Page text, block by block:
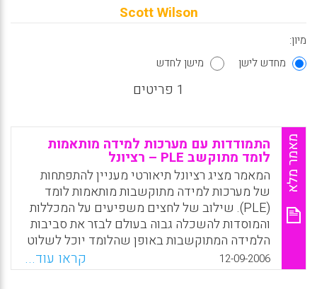
Scott Wilson
מיון:
מחדש לישן
מישן לחדש
1 פריטים
מאמר מלא התמודדות עם מערכות למידה מותאמות
לומד מתוקשב PLE – רציונל
המאמר מציג רציונל תיאורטי מעניין להתפתחות
של מערכות למידה מתוקשבות מותאמות לומד
(PLE). שילוב של לחצים משפיעים על המכללות
והמוסדות להשכלה גבוה בעולם לבזר את סביבות
הלמידה המתוקשבות באופן שהלומד יוכל לשלוט
יותר בתכנים ובמינון של המערכת המתוקשבת.
המכללות והאוניברסיטאות בעולם אינן מאושרות
12-09-2006 קראו עוד...